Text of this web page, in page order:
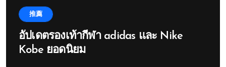
推薦
อัปเดตรองเท้ากีฬา adidas และ Nike
Kobe ยอดนิยม